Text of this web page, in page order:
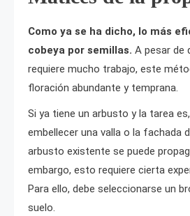
Como ya se ha dicho, lo más
cobeya por semillas. A pesar de
requiere mucho trabajo, este
floración abundante y temprana.
Si ya tiene un arbusto y la tarea
embellecer una valla o la fachada
arbusto existente se puede
embargo, esto requiere cierta
Para ello, debe seleccionarse un
suelo.